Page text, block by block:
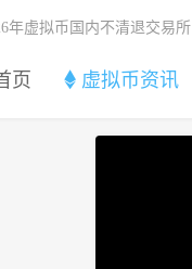
页 虚拟币资讯
年虚拟币国内不清退交易所